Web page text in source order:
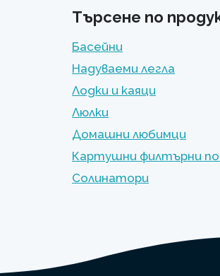
Търсене по
Басейни
Надуваеми легла
Лодки и каяци
Люлки
Домашни любимци
Картушни филтърни
Солинатори